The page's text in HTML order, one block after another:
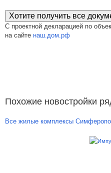
Хотите получить все
С проектной декларацией по
на сайте наш.дом.рф
Похожие новостройки
Все жилые комплексы